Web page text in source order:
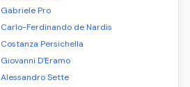
Gabriele Pro
Carlo-Ferdinando de Nardis
Costanza Persichella
Giovanni D'Eramo
Alessandro Sette